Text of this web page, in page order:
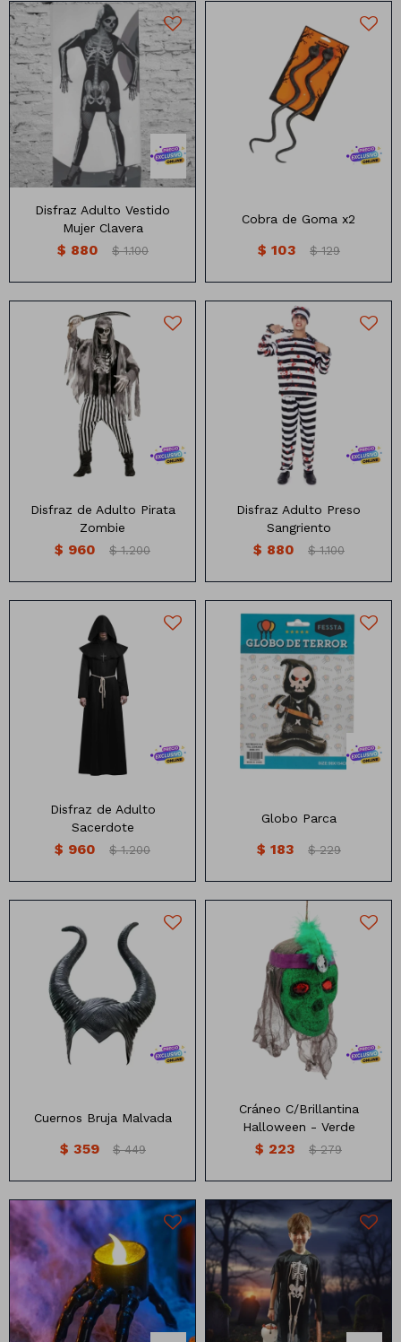
Talles L y XL
Disfraz Adulto Vestido
Mujer Clavera
$ 880 $ 1.100
35 cm de largo
Cobra de Goma x2
$ 103 $ 129
Incluye: Bandana, Pantalón,
Remera y Parche.
Disfraz de Adulto Pirata
Zombie
$ 960 $ 1.200
Talles:
M (165-170 CM )
L(170-175 CM )
XL (175-180CM )
Disfraz Adulto Preso
Sangriento
$ 880 $ 1.100
Disfraz sacerdote incluye,
tunica , cruz y cuerda
Talle M y L
(La diferencia entre los talles
son 10cm de largo )
Disfraz de Adulto
Sacerdote
$ 960 $ 1.200
Medida 98x 154 cm
Globo Parca
$ 183 $ 229
Cuernos Bruja Malvada
$ 359 $ 449
Cráneo para colgar con
brillantina de colores.
Cráneo C/Brillantina
Halloween - Verde
$ 223 $ 279
Mano veladora led de
halloween
Túnica con dibujo de
esqueleto para niños.